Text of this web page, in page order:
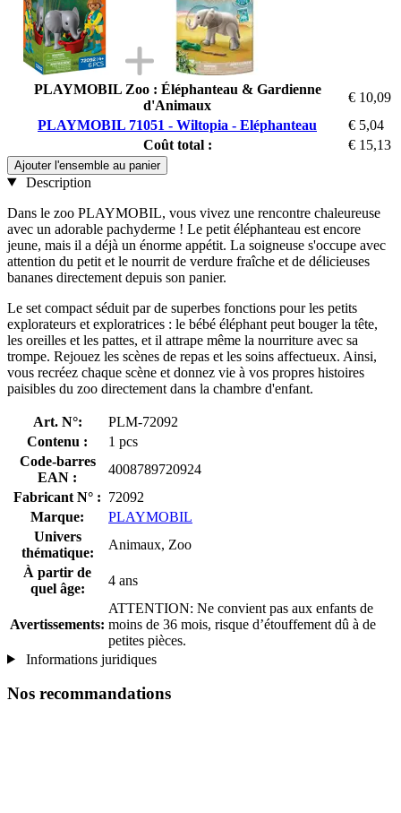
PLAYMOBIL Zoo : Éléphanteau & Gardienne
d'Animaux
€ 10,09
PLAYMOBIL 71051 - Wiltopia - Eléphanteau
€ 5,04
Coût total :
€ 15,13
Ajouter l'ensemble au panier
Description
Dans le zoo PLAYMOBIL, vous vivez une rencontre chaleureuse
avec un adorable pachyderme ! Le petit éléphanteau est encore
jeune, mais il a déjà un énorme appétit. La soigneuse s'occupe avec
attention du petit et le nourrit de verdure fraîche et de délicieuses
bananes directement depuis son panier.
Le set compact séduit par de superbes fonctions pour les petits
explorateurs et exploratrices : le bébé éléphant peut bouger la tête,
les oreilles et les pattes, et il attrape même la nourriture avec sa
trompe. Rejouez les scènes de repas et les soins affectueux. Ainsi,
vous recréez chaque scène et donnez vie à vos propres histoires
paisibles du zoo directement dans la chambre d'enfant.
Art. N°:
PLM-72092
Contenu :
1 pcs
Code-barres
EAN :
4008789720924
Fabricant N° : 72092
Marque:
PLAYMOBIL
Univers
thématique:
Animaux, Zoo
À partir de
quel âge:
4 ans
Avertissements:
ATTENTION: Ne convient pas aux enfants de
moins de 36 mois, risque d’étouffement dû à de
petites pièces.
Informations juridiques
Nos recommandations